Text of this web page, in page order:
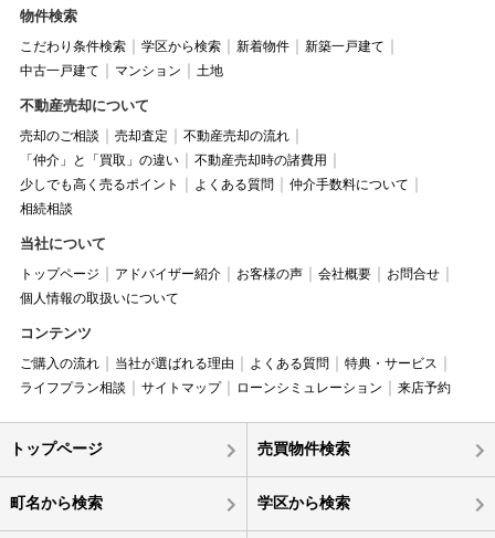
物件検索
こだわり条件検索 学区から検索 新着物件
新築一戸建て
中古一戸建て
マンション 土地
不動産売却について
売却のご相談 売却査定
不動産売却の流れ
「仲介」と「買取」の違い
不動産売却時の諸費用
少しでも高く売るポイント
よくある質問
仲介手数料について
相続相談
当社について
トップページ アドバイザー紹介 お客様の声 会社概要
お問合せ
個人情報の取扱いについて
コンテンツ
ご購入の流れ 当社が選ばれる理由 よくある質問
特典・サービス
ライフプラン相談
サイトマップ ローンシミュレーション 来店予約
トップページ 売買物件検索
町名から検索 学区から検索